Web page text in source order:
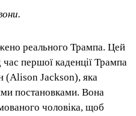
реального Трампа. Цей
першої каденції Трампа
(Alison Jackson), яка
постановками. Вона
чоловіка, щоб